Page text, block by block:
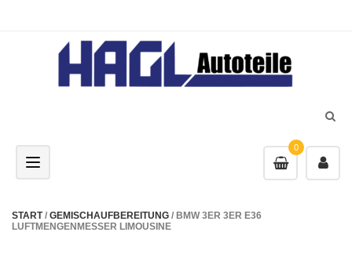
0
Toggle navigation
START/ GEMISCHAUFBEREITUNG / BMW 3ER 3ER E36
LUFTMENGENMESSER LIMOUSINE